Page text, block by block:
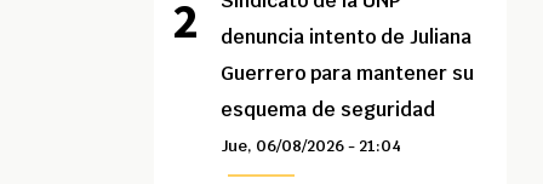
denuncia intento de Juliana
Guerrero para mantener su
esquema de seguridad
Jue, 06/08/2026 - 21:04